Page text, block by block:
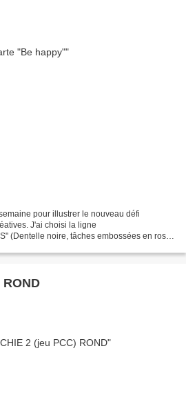
pour illustrer le nouveau défi
J'ai choisi la ligne
(Dentelle noire, tâches embossées en rose
ROND